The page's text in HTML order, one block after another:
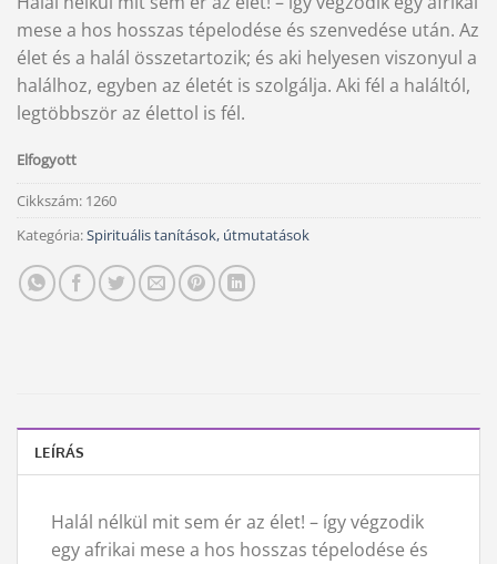
mese a hos hosszas tépelodése és szenvedése után. Az
élet és a halál összetartozik; és aki helyesen viszonyul a
halálhoz, egyben az életét is szolgálja. Aki fél a haláltól,
legtöbbször az élettol is fél.
Elfogyott
Cikkszám: 1260
Kategória:Spirituális tanítások, útmutatások
LEÍRÁS
Halál nélkül mit sem ér az élet! – így végzodik
egy afrikai mese a hos hosszas tépelodése és